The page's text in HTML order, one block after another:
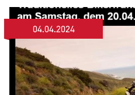
04.04.2024